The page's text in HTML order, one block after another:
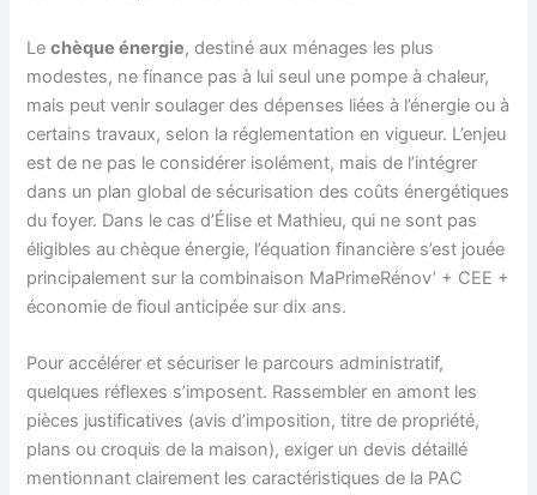
Lechèque énergie, destiné aux ménages les plus
modestes, ne finance pas à lui seul une pompe à chaleur,
mais peut venir soulager des dépenses liées à l’énergie ou à
certains travaux, selon la réglementation en vigueur. L’enjeu
est de ne pas le considérer isolément, mais de l’intégrer
dans un plan global de sécurisation des coûts énergétiques
du foyer. Dans le cas d’Élise et Mathieu, qui ne sont pas
éligibles au chèque énergie, l’équation financière s’est jouée
principalement sur la combinaison MaPrimeRénov’ + CEE +
économie de fioul anticipée sur dix ans.
Pour accélérer et sécuriser le parcours administratif,
quelques réflexes s’imposent. Rassembler en amont les
pièces justificatives (avis d’imposition, titre de propriété,
plans ou croquis de la maison), exiger un devis détaillé
mentionnant clairement les caractéristiques de la PAC